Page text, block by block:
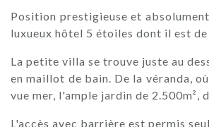
Position prestigieuse et
luxueux hôtel 5 étoiles dont il est
La petite villa se trouve juste au
en maillot de bain. De la véranda,
vue mer, l'ample jardin de
L'accès avec barrière est permis